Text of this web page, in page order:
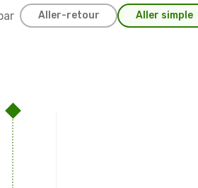
Aller-retour Aller simple